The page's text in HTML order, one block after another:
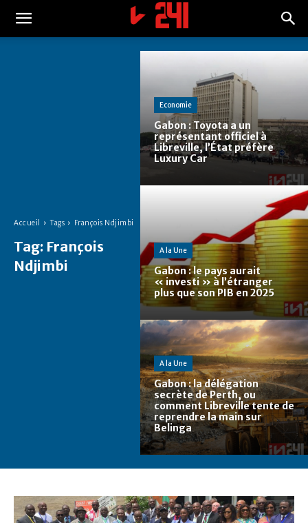
Accueil Tags François Ndjimbi
Tag: François
Ndjimbi
Economie
Gabon : Toyota a un
représentant officiel à
Libreville, l’État préfère
Luxury Car
A la Une
Gabon : le pays aurait
« investi » à l’étranger
plus que son PIB en 2025
A la Une
Gabon : la délégation
secrète de Perth, ou
comment Libreville tente de
reprendre la main sur
Belinga